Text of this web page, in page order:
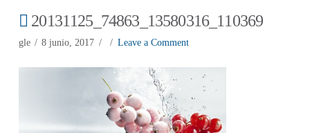
20131125_74863_13580316_110369
gle 8 junio, 2017 Leave a Comment